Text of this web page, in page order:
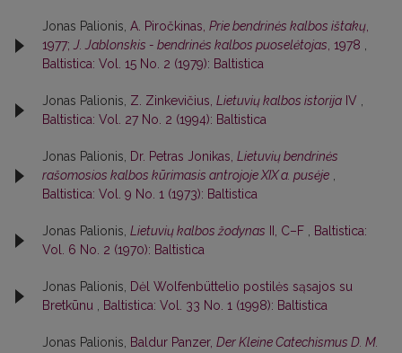
Jonas Palionis, A. Piročkinas, Prie bendrinės kalbos ištakų
1977; J. Jablonskis - bendrinės kalbos puoselėtojas , 1978
Baltistica: Vol. 15 No. 2 (1979): Baltistica
Jonas Palionis, Z. Zinkevičius, Lietuvių kalbos istorija IV
Baltistica: Vol. 27 No. 2 (1994): Baltistica
Jonas Palionis, Dr. Petras Jonikas, Lietuvių bendrinės
rašomosios kalbos kūrimasis antrojoje XIX a. pusėje
Baltistica: Vol. 9 No. 1 (1973): Baltistica
Jonas Palionis, Lietuvių kalbos žodynas II, C–F
Baltistica:
Vol. 6 No. 2 (1970): Baltistica
Jonas Palionis,
Dėl Wolfenbüttelio postilės sąsajos su
Bretkūnu
Baltistica: Vol. 33 No. 1 (1998): Baltistica
Jonas Palionis, Baldur Panzer, Der Kleine Catechismus D. M.